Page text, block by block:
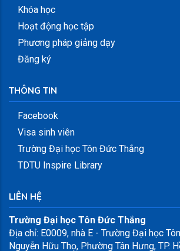
Khóa học
Hoạt động học tập
Phương pháp giảng dạy
Đăng ký
THÔNG TIN
Facebook
Visa sinh viên
Trường Đại học Tôn Đức Thắng
TDTU Inspire Library
LIÊN HỆ
Trường Đại học Tôn Đức Thắng
Địa chỉ: E0009, nhà E - Trường Đại học
Nguyễn Hữu Thọ, Phường Tân Hưng, TP.